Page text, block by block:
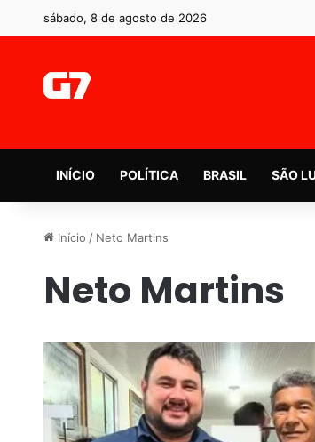
sábado, 8 de agosto de 2026
INÍCIO POLÍTICA BRASIL SÃO
Início / Neto Martins
Neto Martins